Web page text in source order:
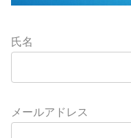
氏名
メールアドレス